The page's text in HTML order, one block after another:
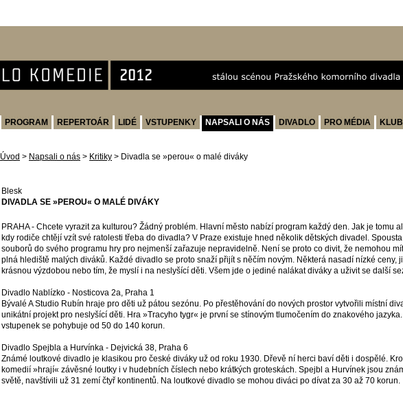
PROGRAM REPERTOÁR LIDÉ VSTUPENKY NAPSALI O NÁS DIVADLO PRO MÉDIA KLUB
Úvod > Napsali o nás > Kritiky > Divadla se »perou« o malé diváky
Blesk
DIVADLA SE »PEROU« O MALÉ DIVÁKY
PRAHA - Chcete vyrazit za kulturou? Žádný problém. Hlavní město nabízí program každý den. Jak je tomu
kdy rodiče chtějí vzít své ratolesti třeba do divadla? V Praze existuje hned několik dětských divadel.
souborů do svého programu hry pro nejmenší zařazuje nepravidelně. Není se proto co divit, že nemohou
plná hlediště malých diváků. Každé divadlo se proto snaží přijít s něčím novým. Některá nasadí nízké ceny,
krásnou výzdobou nebo tím, že myslí i na neslyšící děti. Všem jde o jediné nalákat diváky a uživit se další
Divadlo Nablízko - Nosticova 2a, Praha 1
Bývalé A Studio Rubín hraje pro děti už pátou sezónu. Po přestěhování do nových prostor vytvořili místní
unikátní projekt pro neslyšící děti. Hra »Tracyho tygr« je první se stínovým tlumočením do znakového
vstupenek se pohybuje od 50 do 140 korun.
Divadlo Spejbla a Hurvínka - Dejvická 38, Praha 6
Známé loutkové divadlo je klasikou pro české diváky už od roku 1930. Dřevě ní herci baví děti i dospělé.
komedií »hrají« závěsné loutky i v hudebních číslech nebo krátkých groteskách. Spejbl a Hurvínek jsou
světě, navštívili už 31 zemí čtyř kontinentů. Na loutkové divadlo se mohou diváci po dívat za 30 až 70 korun.